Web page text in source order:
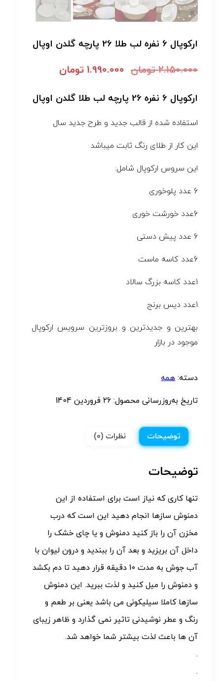
ارکوپال 6 نفره لب طلا 26 پارچه گلدن اوپال
2.150.000 تومان 1.990.000 تومان
ارکوپال 6 نفره 26 پارچه لب طلا گلدن اوپال
استفاده شده از قالب جدید و طرح جدید سال
این کار از طلای رنگ ثابت میباشد
این سروس ارکوپال شامل:
6 عدد پلوخوری
6عدد خورشت خوری
6 عدد پیش دستی
6عدد کاسه ماست
1عدد کاسه بزرگ سالاد
1عدد دیس برنج
بهترین و جدیدترین و بروزترین سرویس ارکوپال
موجود در بازار
دسته:همه
تاریخ به‌روزرسانی محصول: 26 فروردین 1404
توضیحات نظرات (0)
توضیحات
تنها کاری که نیاز است برای استفاده از این
دمنوش سازها انجام دهید این است که درب
مخزن آن را باز کنید دمنوش و یا چای خشک را
داخل آن بریزید و بعد آن را ببندید و درون لیوان با
آب جوش به مدت 10 دقیقه قرار دهید تا دم بکشد
و دمنوش را میل کنید و لذت ببرید. این دمنوش
سازها کاملا سیلیکونی می باشد یعنی بر طعم و
رنگ و عطر نوشیدنی تاثیر نمی گذارد و ظاهر زیبای
آن ها باعث لذت بیشتر شما خواهد شد.
.
.